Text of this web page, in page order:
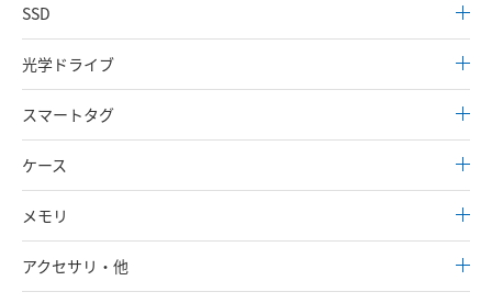
SSD
光学ドライブ
スマートタグ
ケース
メモリ
アクセサリ・他